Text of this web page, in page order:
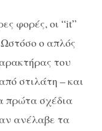
φορές, οι “it”
ο απλός
του
στιλάτη – και
πρώτα σχέδια
ανέλαβε τα